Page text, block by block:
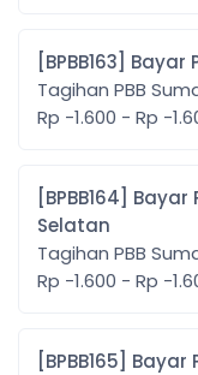
Tagihan PBB
Rp -1.600 - Rp -
[BPBB164] Bayar PBB Kabupaten Labuhan Batu
Selatan
Tagihan PBB
Rp -1.600 - Rp -
[BPBB165] Bayar PBB Kabupaten Labuhan Batu